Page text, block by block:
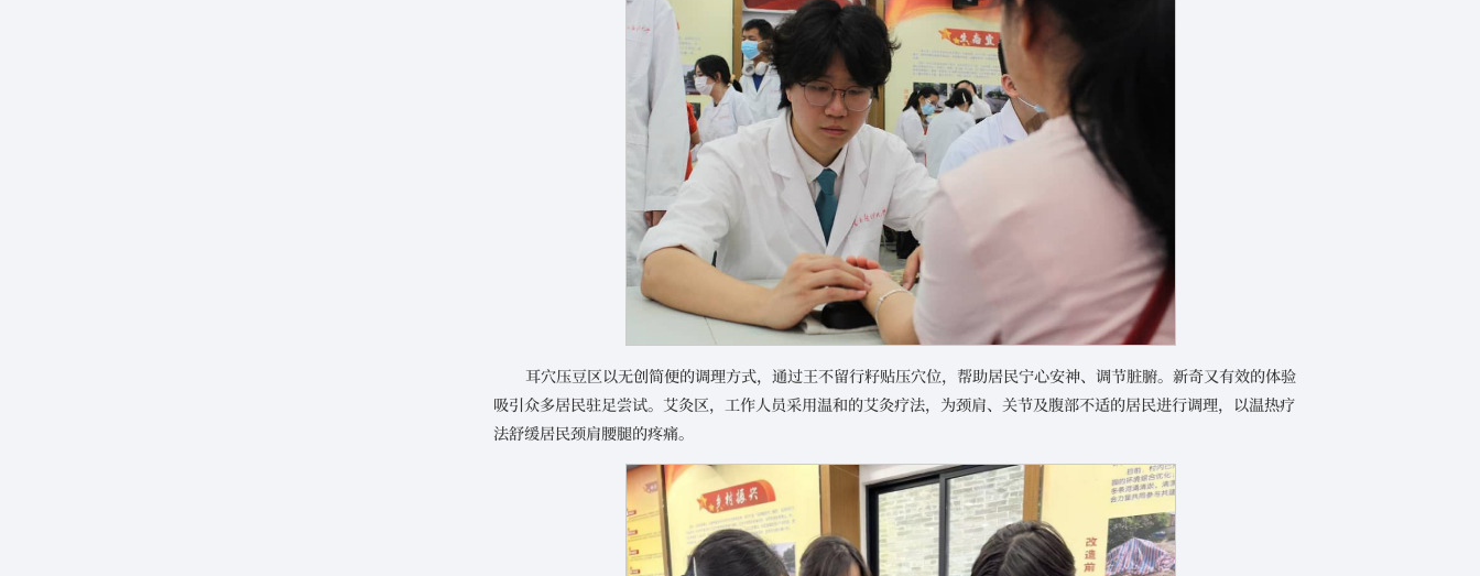
耳穴压豆区以无创简便的调理方式，通过王不留行籽贴压穴位，帮助居民宁心安神、调节脏腑。新奇又有效的体验
吸引众多居民驻足尝试。艾灸区，工作人员采用温和的艾灸疗法，为颈肩、关节及腹部不适的居民进行调理，以温热疗
法舒缓居民颈肩腰腿的疼痛。